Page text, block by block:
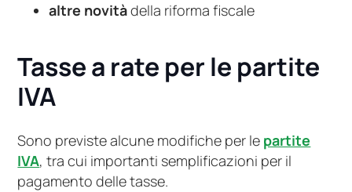
altre novitàdella riforma fiscale
Tasse a rate per le partite
IVA
Sono previste alcune modifiche per le partite
IVA, tra cui importanti semplificazioni per il
pagamento delle tasse.